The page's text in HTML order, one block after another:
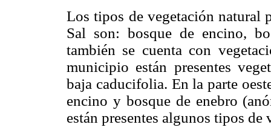
Los tipos de vegetación natural
Sal son: bosque de encino,
también se cuenta con
municipio están presentes
baja caducifolia. En la parte
encino y bosque de enebro
están presentes algunos tipos